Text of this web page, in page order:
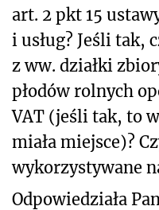
art. 2 pkt 15
i usług? Jeśli tak,
z ww. działki
płodów rolnych
VAT (jeśli tak, to
miała miejsce)?
wykorzystywane
Odpowiedziała